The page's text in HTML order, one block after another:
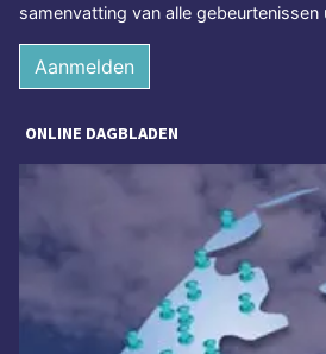
samenvatting van alle gebeurtenissen
Aanmelden
ONLINE DAGBLADEN